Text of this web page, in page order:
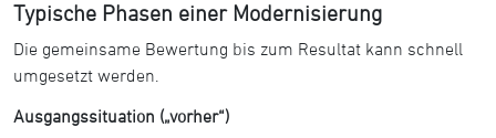
Typische Phasen einer Modernisierung
Die gemeinsame Bewertung bis zum Resultat kann schnell
umgesetzt werden.
Ausgangssituation („vorher“)